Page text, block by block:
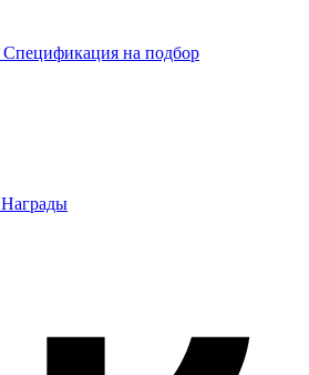
Спецификация на подбор
Награды